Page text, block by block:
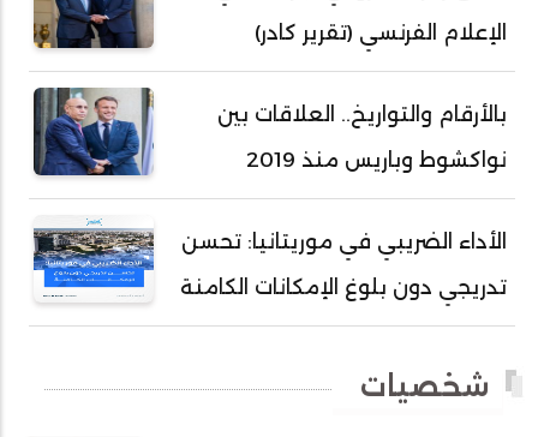
أحمد سالم بكار
أحمد سالم ولد بده
أحمد سالم ولد بكار
أحمد سيد أحمد أج
أحمد طالب ولد محمد
أحمد عبد الله أحمد مسكه
الإعلام الفرنسي (تقرير كادر)
بالأرقام والتواريخ.. العلاقات بين
نواكشوط وباريس منذ 2019
الأداء الضريبي في موريتانيا: تحسن
تدريجي دون بلوغ الإمكانات الكامنة
شخصيات